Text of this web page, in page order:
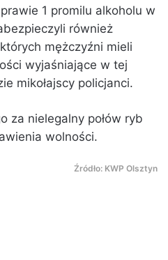
1 promilu alkoholu w
również
mężczyźni mieli
wyjaśniające w tej
mikołajscy policjanci.
za nielegalny połów ryb
wolności.
Źródło: KWP Olsztyn